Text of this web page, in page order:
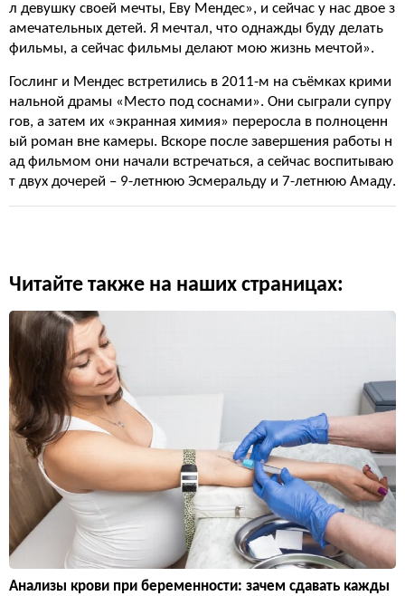
л девушку своей мечты, Еву Мендес», и сейчас у нас двое з
амечательных детей. Я мечтал, что однажды буду делать
фильмы, а сейчас фильмы делают мою жизнь мечтой».
Гослинг и Мендес встретились в 2011-м на съёмках крими
нальной драмы «Место под соснами». Они сыграли супру
гов, а затем их «экранная химия» переросла в полноценн
ый роман вне камеры. Вскоре после завершения работы н
ад фильмом они начали встречаться, а сейчас воспитываю
т двух дочерей – 9-летнюю Эсмеральду и 7-летнюю Амаду.
Читайте также на наших страницах:
Анализы крови при беременности: зачем сдавать кажды